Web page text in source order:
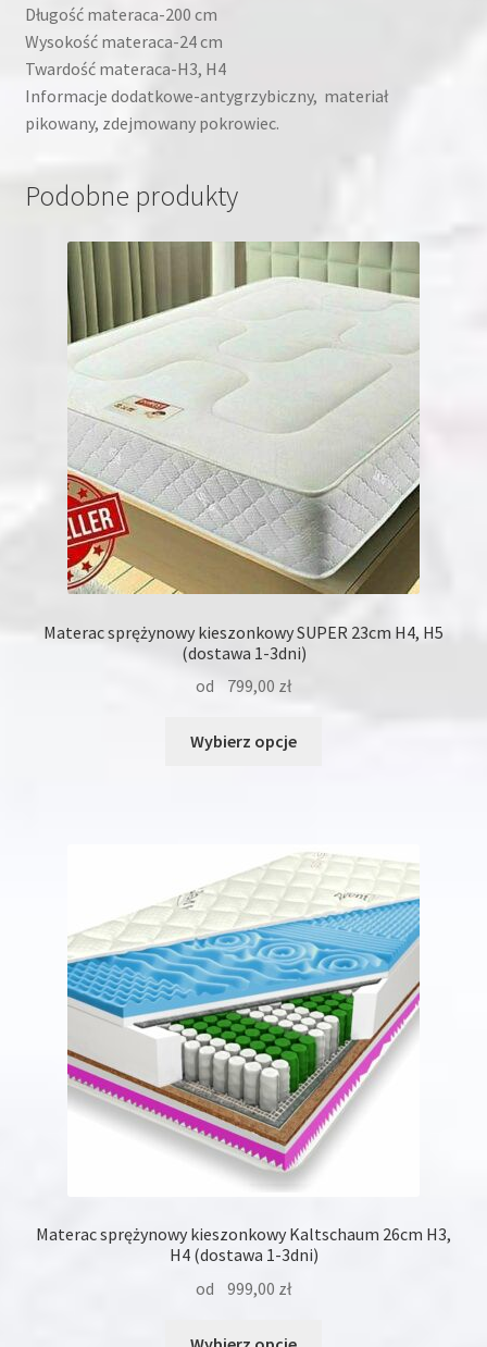
Długość materaca-200 cm
Wysokość materaca-24 cm
Twardość materaca-H3, H4
Informacje dodatkowe-antygrzybiczny, materiał
pikowany, zdejmowany pokrowiec.
Podobne produkty
Materac sprężynowy kieszonkowy SUPER 23cm H4, H5
(dostawa 1-3dni)
od
799,00 zł
Wybierz opcje
Opcje
można
wybrać
na
stronie
produktu
Materac sprężynowy kieszonkowy Kaltschaum 26cm H3,
H4 (dostawa 1-3dni)
od
999,00 zł